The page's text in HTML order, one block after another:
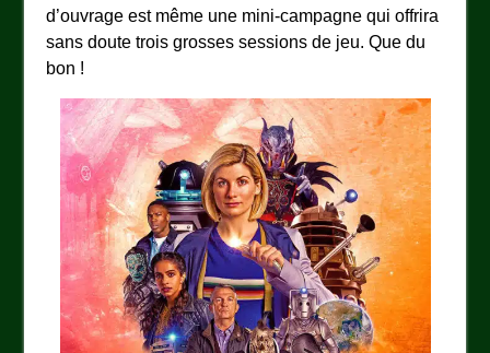
d’ouvrage est même une mini-campagne qui offrira
sans doute trois grosses sessions de jeu. Que du
bon !